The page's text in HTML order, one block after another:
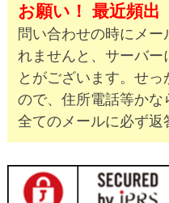
お願い！ 最近頻出
問い合わせの時にメー
れませんと、サーバー
とがございます。せ
ので、住所電話等かな
全てのメールに必ず返